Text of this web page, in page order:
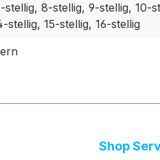
8-stellig, 9-stellig, 10-
stellig, 15-stellig, 16-stellig
Shop